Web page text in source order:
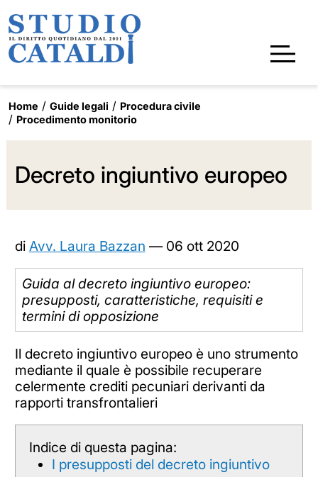
Home Guide legali
Procedura civile
Procedimento monitorio
Decreto ingiuntivo europeo
di Avv. Laura Bazzan — 06 ott 2020
Guida al decreto ingiuntivo europeo:
presupposti, caratteristiche, requisiti e
termini di opposizione
Il decreto ingiuntivo europeo è uno strumento
mediante il quale è possibile recuperare
celermente crediti pecuniari derivanti da
rapporti transfrontalieri
Indice di questa pagina:
I presupposti del decreto ingiuntivo